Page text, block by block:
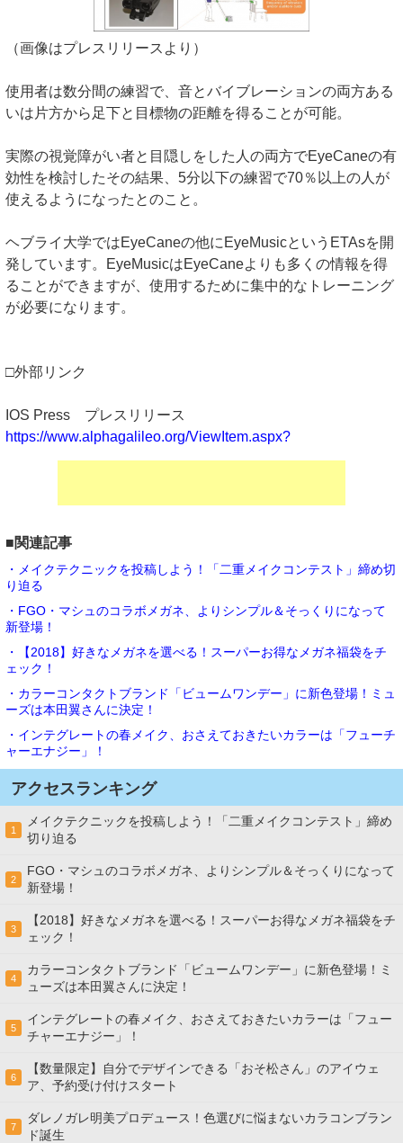
（画像はプレスリリースより）
使用者は数分間の練習で、音とバイブレーションの両方ある
いは片方から足下と目標物の距離を得ることが可能。
実際の視覚障がい者と目隠しをした人の両方でEyeCaneの有
効性を検討したその結果、5分以下の練習で70％以上の人が
使えるようになったとのこと。
ヘブライ大学ではEyeCaneの他にEyeMusicというETAsを開
発しています。EyeMusicはEyeCaneよりも多くの情報を得
ることができますが、使用するために集中的なトレーニング
が必要になります。
□外部リンク
IOS Press プレスリリース
https://www.alphagalileo.org/ViewItem.aspx?
■関連記事
・メイクテクニックを投稿しよう！「二重メイクコンテスト」締め切
り迫る
・FGO・マシュのコラボメガネ、よりシンプル＆そっくりになって
新登場！
・【2018】好きなメガネを選べる！スーパーお得なメガネ福袋をチ
ェック！
・カラーコンタクトブランド「ビュームワンデー」に新色登場！ミュ
ーズは本田翼さんに決定！
・インテグレートの春メイク、おさえておきたいカラーは「フューチ
ャーエナジー」！
アクセスランキング
1
メイクテクニックを投稿しよう！「二重メイクコンテスト」締め
切り迫る
2
FGO・マシュのコラボメガネ、よりシンプル＆そっくりになって
新登場！
3
【2018】好きなメガネを選べる！スーパーお得なメガネ福袋をチ
ェック！
4
カラーコンタクトブランド「ビュームワンデー」に新色登場！ミ
ューズは本田翼さんに決定！
5
インテグレートの春メイク、おさえておきたいカラーは「フュー
チャーエナジー」！
6
【数量限定】自分でデザインできる「おそ松さん」のアイウェ
ア、予約受け付けスタート
7
ダレノガレ明美プロデュース！色選びに悩まないカラコンブラン
ド誕生